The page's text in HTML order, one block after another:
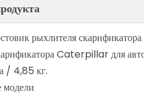
рыхлителя
Caterpillar для
/ 4,85 кг.